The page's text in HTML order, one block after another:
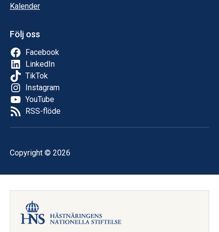
Kalender
Följ oss
Facebook
LinkedIn
TikTok
Instagram
YouTube
RSS-flöde
Copyright © 2026